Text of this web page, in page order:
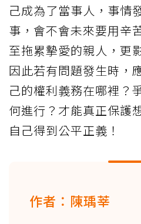
己成為了當事人，事情
事，會不會未來要用辛
至拖累摯愛的親人，更
因此若有問題發生時，
己的權利義務在哪裡？
何進行？才能真正保護
自己得到公平正義！
作者：陳瑀莘